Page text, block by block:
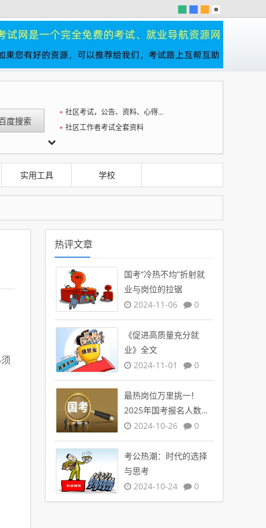
社区考试，公告、资料、心得一站全
社区工作者考试全套资料
实用工具 学校
热评文章
国考“冷热不均”折射就
业与岗位的拉锯
2024-11-06
0
《促进高质量充分就
业》全文
2024-11-01
0
最热岗位万里挑一！
2025年国考报名人数创
新高2024-10-26 0
考公热潮：时代的选择
与思考
2024-10-24
0